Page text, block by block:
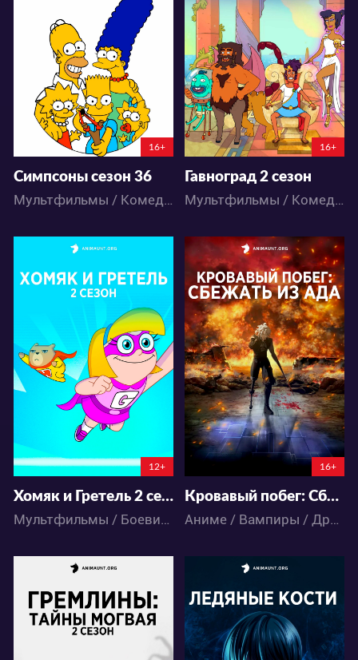
14947
61 24
16+
Симпсоны сезон 36
Мультфильмы / Комедия
18921
124 37
16+
Гавноград 2 сезон
Мультфильмы / Комедия
10306
20
12+
Хомяк и Гретель 2 сезон
Мультфильмы / Боевик / Комедия / Приключения / Фантастика / Фэнтези
12184
15 5
16+
Кровавый побег: Сбежать из ада
Аниме / Вампиры / Драма / Паранормальное / Фантастика / Экшен